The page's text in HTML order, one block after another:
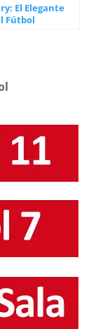
El Elegante
Fútbol